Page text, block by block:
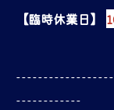
【臨時休業日】
------------